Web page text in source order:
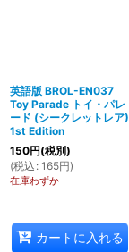
英語版 BROL-EN037
Toy Parade トイ・パレ
ード (シークレットレア)
1st Edition
150円(税別)
(税込 : 165円)
在庫わずか
カートに入れる